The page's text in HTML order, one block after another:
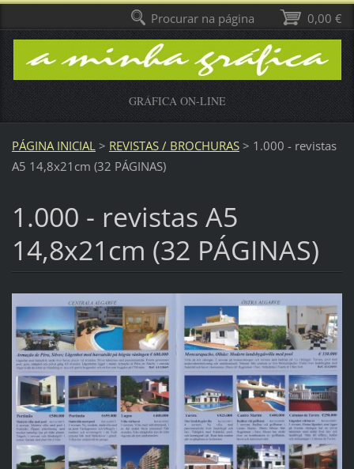
GRÁFICA ON-LINE
PÁGINA INICIAL > REVISTAS / BROCHURAS > 1.000 - revistas
A5 14,8x21cm (32 PÁGINAS)
1.000 - revistas A5
14,8x21cm (32 PÁGINAS)
0,00 €
Procurar na página